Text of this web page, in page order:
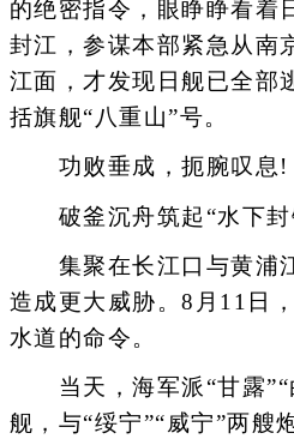
的绝密指令，眼睁睁看着
封江，参谋本部紧急从南
江面，才发现日舰已全部
括旗舰“八重山”号。
功败垂成，扼腕叹息!
破釜沉舟筑起“水下封
集聚在长江口与黄浦
造成更大威胁。8月11日
水道的命令。
当天，海军派“甘露”“
舰，与“绥宁”“威宁”两艘